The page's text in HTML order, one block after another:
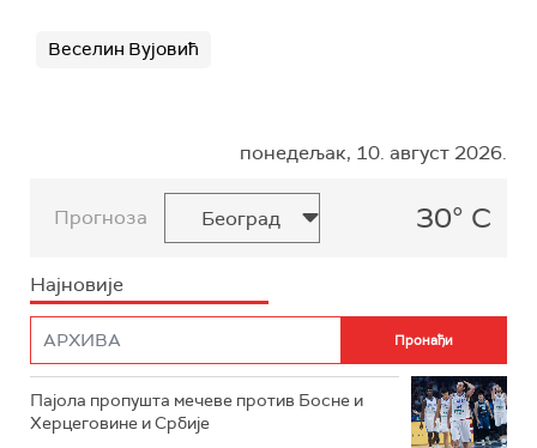
Веселин Вујовић
понедељак, 10. август 2026.
Прогноза 30° C
Најновије
Пајола пропушта мечеве против Босне и
Херцеговине и Србије